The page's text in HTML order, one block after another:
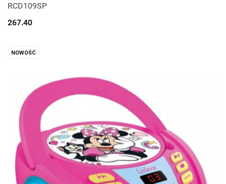
RCD109SP
267.40
NOWOŚĆ